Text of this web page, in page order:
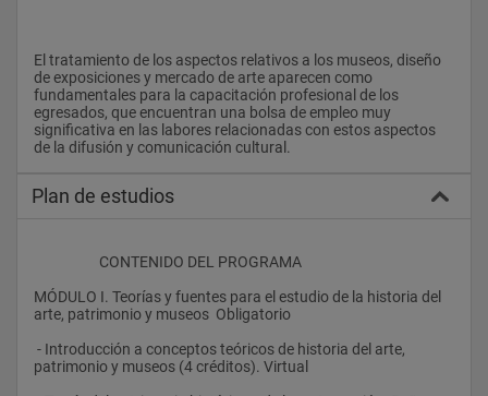
El tratamiento de los aspectos relativos a los museos, diseño
de exposiciones y mercado de arte aparecen como
fundamentales para la capacitación profesional de los
egresados, que encuentran una bolsa de empleo muy
significativa en las labores relacionadas con estos aspectos
Plan de estudios
                    CONTENIDO DEL PROGRAMA
MÓDULO I. Teorías y fuentes para el estudio de la historia del
arte, patrimonio y museos  Obligatorio
patrimonio y museos (4 créditos). Virtual